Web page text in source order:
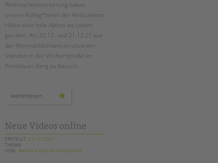
EINGLIEDERUNGSHILFE
BETREUTES WOHNEN
TANDEM BTL AKADEMIE
Seminarkalender
STADTTEILARBEIT
PROFIL | LEITBILD
Weihnachtsbescherung haben
unsere Kolleg*innen der Ambulanten
Hilfen eine tolle Aktion ins Leben
gerufen. Am 20.12. und 21.12.21 war
der Weihnachtsmann an unserem
Standort in der Wichertstraße im
Prenzlauer Berg zu Besuch.
weiterlesen
weihnachtmann
den
ambulanten
hilfen
Neue Videos online
ERSTELLT 21.12.2021
THEMA
VON
Barbara Brecht-Hadraschek